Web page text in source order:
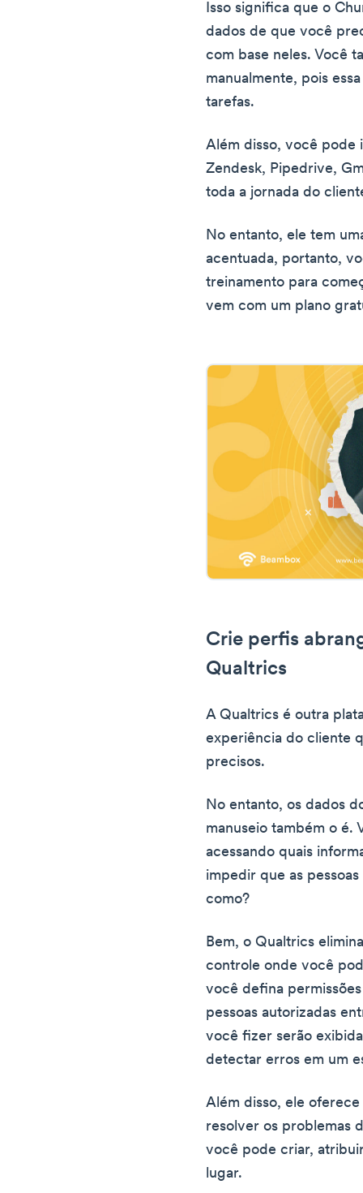
Isso significa que o
dados de que você
com base neles. Você
manualmente, pois
tarefas.
Além disso, você pode
Zendesk, Pipedrive,
toda a jornada do
No entanto, ele tem
acentuada, portanto,
treinamento para
vem com um plano
Crie perfis
Qualtrics
A Qualtrics é outra
experiência do cliente
precisos.
No entanto, os dados
manuseio também o é.
acessando quais
impedir que as
como?
Bem, o Qualtrics
controle onde você
você defina
pessoas autorizadas
você fizer serão
detectar erros em um
Além disso, ele
resolver os problemas
você pode criar,
lugar.